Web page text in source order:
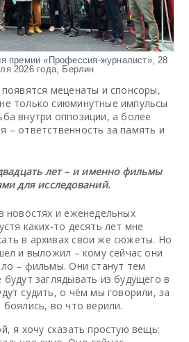
премии «Профессия-журналист», 28
2026 года, Берлин
меценаты и спонсоры,
только сиюминутные импульсы
внутри оппозиции, а более
– ответственность за память и
лет – и именно фильмы
для исследований.
новостях и еженедельных
каких-то десять лет мне
в архивах свои же сюжеты. Но
и выложил – кому сейчас они
– фильмы. Они станут тем
заглядывать из будущего в
судить, о чём мы говорили, за
во что верили.
я хочу сказать простую вещь: